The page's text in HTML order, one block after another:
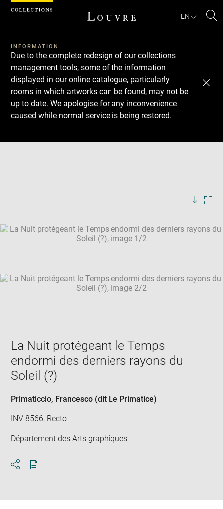
EN
INFORMATION
Due to the complete redesign of our collections
management tools, some of the information
displayed in our online catalogue, particularly
rooms in which artworks can be found, may not be
up to date. We apologise for any inconvenience
caused while normal service is being restored.
in
SKIP IMAGE CAROUSEL
Download
Next
Previous
La Nuit protégeant le Temps
endormi des derniers rayons du
Soleil (?)
Primaticcio, Francesco (dit Le Primatice)
INV 8566, Recto
Département des Arts graphiques
Cookies management panel